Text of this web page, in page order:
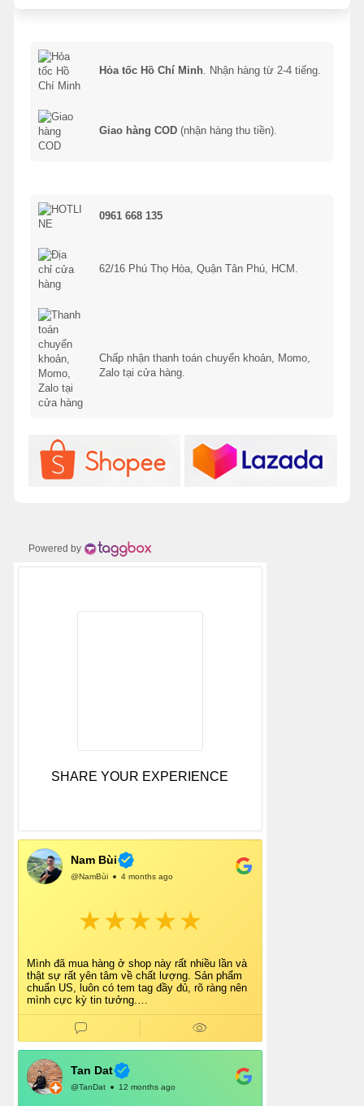
Hỏa tốc Hồ Chí Minh. Nhận hàng từ 2-4 tiếng.
Giao hàng COD (nhận hàng thu tiền).
0961 668 135
62/16 Phú Thọ Hòa, Quận Tân Phú, HCM.
Chấp nhận thanh toán chuyển khoản, Momo,
Zalo tại cửa hàng.
Powered by
SHARE YOUR EXPERIENCE
Nam Bùi
@NamBùi 4 months ago
Mình đã mua hàng ở shop này rất nhiều lần và
thật sự rất yên tâm về chất lượng. Sản phẩm
chuẩn US, luôn có tem tag đầy đủ, rõ ràng nên
mình cực kỳ tin tưởng.
Shop tư vấn nhiệt tình, giao hàng nhanh, đóng
gói cẩn thận. Mỗi lần mua đều cảm thấy hài
Chắc chắn mình sẽ tiếp tục ủng hộ shop lâu dài
và giới thiệu thêm cho bạn bè 👍
Tan Dat
@TanDat 12 months ago